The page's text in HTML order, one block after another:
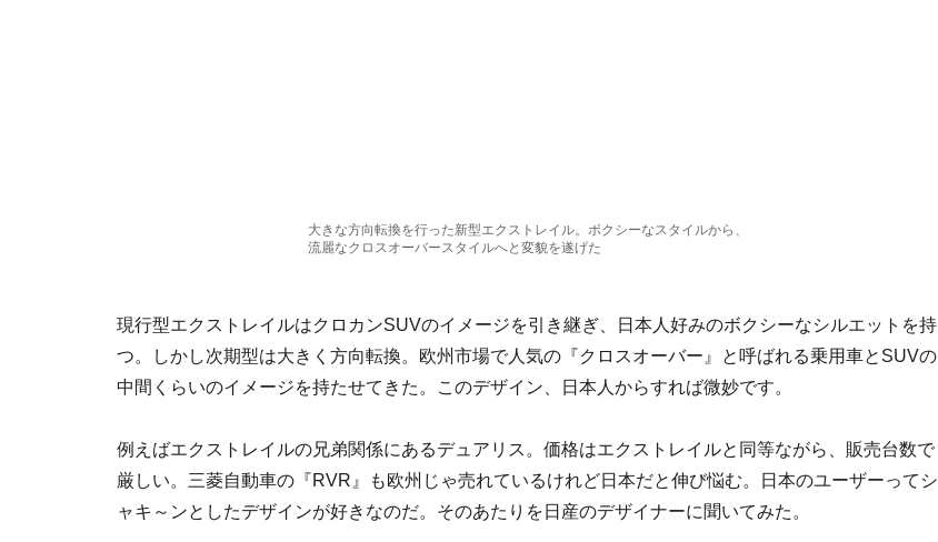
大きな方向転換を行った新型エクストレイル。ボクシーなスタイルから、
流麗なクロスオーバースタイルへと変貌を遂げた
現行型エクストレイルはクロカンSUVのイメージを引き継ぎ、日本人好みのボクシーなシルエットを持
つ。しかし次期型は大きく方向転換。欧州市場で人気の『クロスオーバー』と呼ばれる乗用車とSUVの
中間くらいのイメージを持たせてきた。このデザイン、日本人からすれば微妙です。
例えばエクストレイルの兄弟関係にあるデュアリス。価格はエクストレイルと同等ながら、販売台数で
厳しい。三菱自動車の『RVR』も欧州じゃ売れているけれど日本だと伸び悩む。日本のユーザーってシ
ャキ～ンとしたデザインが好きなのだ。そのあたりを日産のデザイナーに聞いてみた。